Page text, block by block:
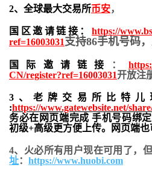
2、全球最大交易所币安，
国区邀请链接： https://
ref=16003031支持86手机号码，
国际邀请链接 ：
CN/register?ref=16003031开放注
3、老牌交易所比特儿
:https://www.gatewebsite.net/
务必在网页端完成 手机号码绑
初级+高级更方便上传。网页端也
4、火必所有用户现在可用了，
址： https://www.huobi.com